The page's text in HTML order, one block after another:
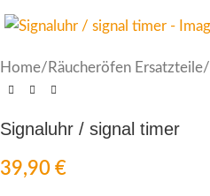
Home/ Räucheröfen Ersatzteile/
Signaluhr / signal timer
39,90 €